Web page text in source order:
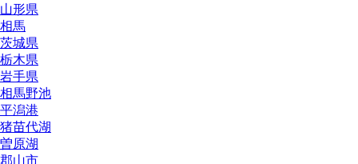
山形県
相馬
茨城県
栃木県
岩手県
相馬野池
平潟港
猪苗代湖
曽原湖
郡山市